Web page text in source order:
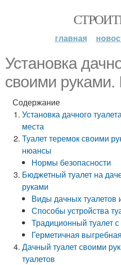
главная
Установка
своими
Содержание
Установка дачного
места
Туалет теремок своими
нюансы
Нормы безопасности
Бюджетный туалет на
руками
Виды дачных туалетов
Способы устройства
Традиционный туалет
Герметичная
Дачный туалет своими
туалетов